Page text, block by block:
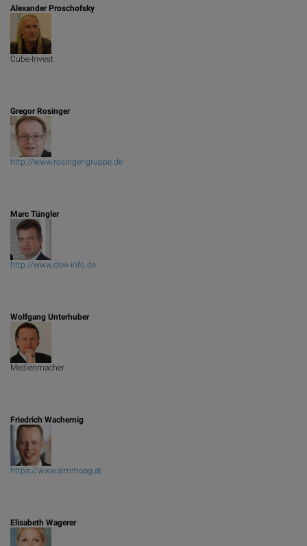
Alexander Proschofsky
Cube-Invest
Gregor Rosinger
http://www.rosinger-gruppe.de
Marc Tüngler
http://www.dsw-info.de
Wolfgang Unterhuber
Medienmacher
Friedrich Wachernig
https://www.simmoag.at
Elisabeth Wagerer